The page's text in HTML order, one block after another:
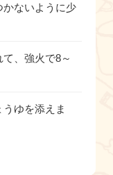
かないように少
、強火で8～
ゆを添えま